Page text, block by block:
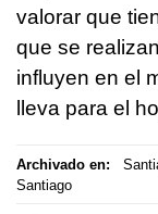
valorar que
que se
influyen en el
lleva para el
Archivado en:
Santiago